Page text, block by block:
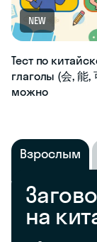
NEW
Тест по
глаголы (会,
можно
Взрослым
на